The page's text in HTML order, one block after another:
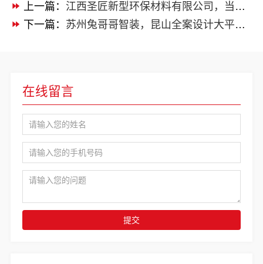
上一篇： 江西圣匠新型环保材料有限公司，当地全包装修的优质之选
下一篇： 苏州兔哥哥智装，昆山全案设计大平层快速施工
在线留言
提交